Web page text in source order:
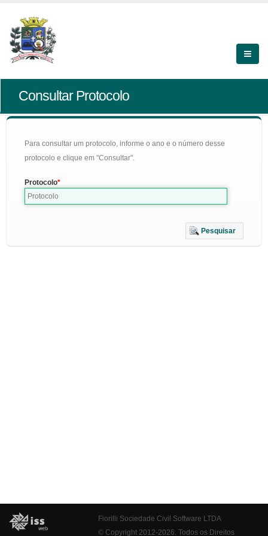
Consultar Protocolo
Para consultar um protocolo, informe o ano e o número desse
protocolo e clique em "Consultar".
Protocolo
Pesquisar
Fiorilli Sociedade Civil Software LTDA
© Copyright 2012-2026. Todos os Direitos